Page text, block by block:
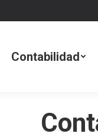
Contabilidad
Seguros